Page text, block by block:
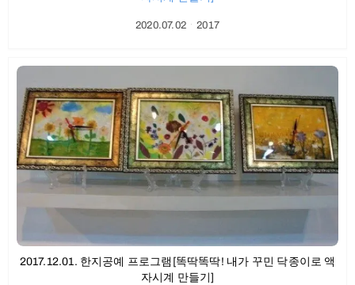
2020.07.02ㆍ2017
2017.12.01. 한지공예 프로그램[똑딱똑딱! 내가 꾸민 닥종이로 액
자시계 만들기]